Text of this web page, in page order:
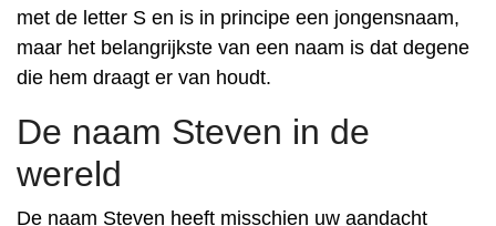
met de letter S en is in principe een jongensnaam,
maar het belangrijkste van een naam is dat degene
die hem draagt er van houdt.
De naam Steven in de
wereld
De naam Steven heeft misschien uw aandacht